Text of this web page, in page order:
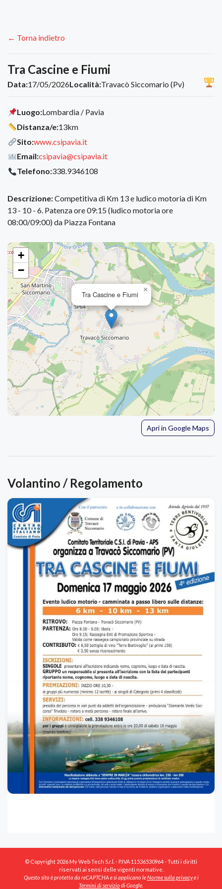
← Torna indietro
Tra Cascine e Fiumi
Data:17/05/2026Località:Travacò Siccomario (Pv)
Luogo:Lombardia / Pavia
Distanza/e:13km
Sito:www.csipavia.it
Email:csipavia@csipavia.it
Telefono:338.9346108
Descrizione:Competitiva di Km 13 e ludico motoria di Km
13 - 10 - 6. Patenza ore 09:15 (ludico motoria ore
08:00/09:00) da Piazza Fontana
Tra Cascine e Fiumi
×
+
−
Apri in Google Maps
Volantino / Regolamento
© Copyright 2026 My Web Tech S.r.l. - P.IVA 11536530964 - Tutti i diritti
riservati ai sensi delle vigenti normative.
Questo sito è protetto da reCAPTCHA e si applicano leNorme sulla privacye i
Termini di serviziodi Google.